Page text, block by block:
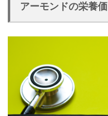
アーモンドの栄養価